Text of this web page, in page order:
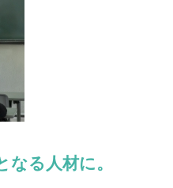
る人材に。